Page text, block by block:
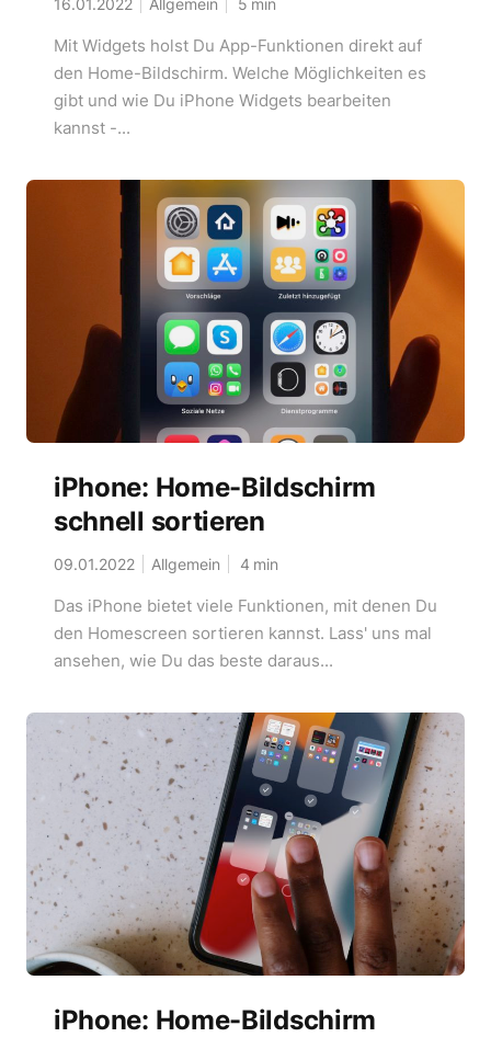
16.01.2022 Allgemein 5 min
Mit Widgets holst Du App-Funktionen direkt auf
den Home-Bildschirm. Welche Möglichkeiten es
gibt und wie Du iPhone Widgets bearbeiten
kannst -...
iPhone: Home-Bildschirm
schnell sortieren
09.01.2022 Allgemein 4 min
Das iPhone bietet viele Funktionen, mit denen Du
den Homescreen sortieren kannst. Lass' uns mal
ansehen, wie Du das beste daraus...
iPhone: Home-Bildschirm